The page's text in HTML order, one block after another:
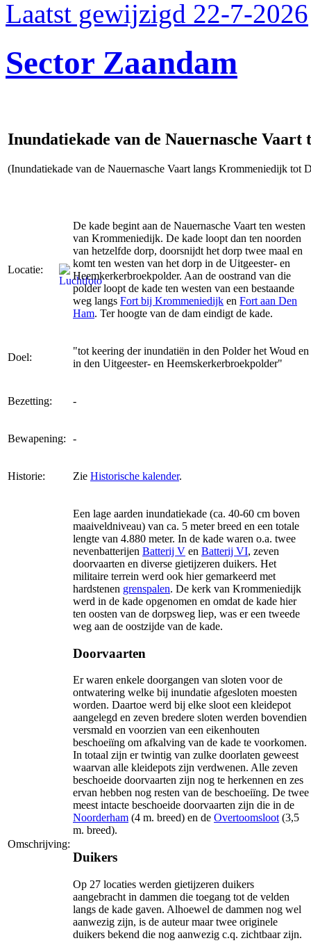
Laatst gewijzigd 22-7-2026
Sector Zaandam
Inundatiekade van de Nauernasche Vaart
(Inundatiekade van de Nauernasche Vaart langs Krommeniedijk tot
Locatie:
De kade begint aan de Nauernasche Vaart ten westen
van Krommeniedijk. De kade loopt dan ten noorden
van hetzelfde dorp, doorsnijdt het dorp twee maal en
komt ten westen van het dorp in de Uitgeester- en
Heemkerkerbroekpolder. Aan de oostrand van die
polder loopt de kade ten westen van een bestaande
weg langs Fort bij Krommeniedijk en Fort aan Den
Ham. Ter hoogte van de dam eindigt de kade.
Doel:
"tot keering der inundatiën in den Polder het Woud en
in den Uitgeester- en Heemskerkerbroekpolder"
Bezetting: -
Bewapening: -
Historie: Zie Historische kalender.
Omschrijving:
Een lage aarden inundatiekade (ca. 40-60 cm boven
maaiveldniveau) van ca. 5 meter breed en een totale
lengte van 4.880 meter. In de kade waren o.a. twee
nevenbatterijen Batterij V en Batterij VI, zeven
doorvaarten en diverse gietijzeren duikers. Het
militaire terrein werd ook hier gemarkeerd met
hardstenen grenspalen. De kerk van Krommeniedijk
werd in de kade opgenomen en omdat de kade hier
ten oosten van de dorpsweg liep, was er een tweede
weg aan de oostzijde van de kade.
Doorvaarten
Er waren enkele doorgangen van sloten voor de
ontwatering welke bij inundatie afgesloten moesten
worden. Daartoe werd bij elke sloot een kleidepot
aangelegd en zeven bredere sloten werden bovendien
versmald en voorzien van een eikenhouten
beschoeiïng om afkalving van de kade te voorkomen.
In totaal zijn er twintig van zulke doorlaten geweest
waarvan alle kleidepots zijn verdwenen. Alle zeven
beschoeide doorvaarten zijn nog te herkennen en zes
ervan hebben nog resten van de beschoeiïng. De twee
meest intacte beschoeide doorvaarten zijn die in de
Noorderham (4 m. breed) en de Overtoomsloot (3,5
m. breed).
Duikers
Op 27 locaties werden gietijzeren duikers
aangebracht in dammen die toegang tot de velden
langs de kade gaven. Alhoewel de dammen nog wel
aanwezig zijn, is de auteur maar twee originele
duikers bekend die nog aanwezig c.q. zichtbaar zijn.